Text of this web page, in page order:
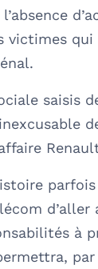
victimes
saisis
à